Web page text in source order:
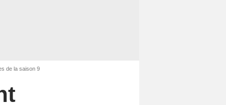
de la saison 9